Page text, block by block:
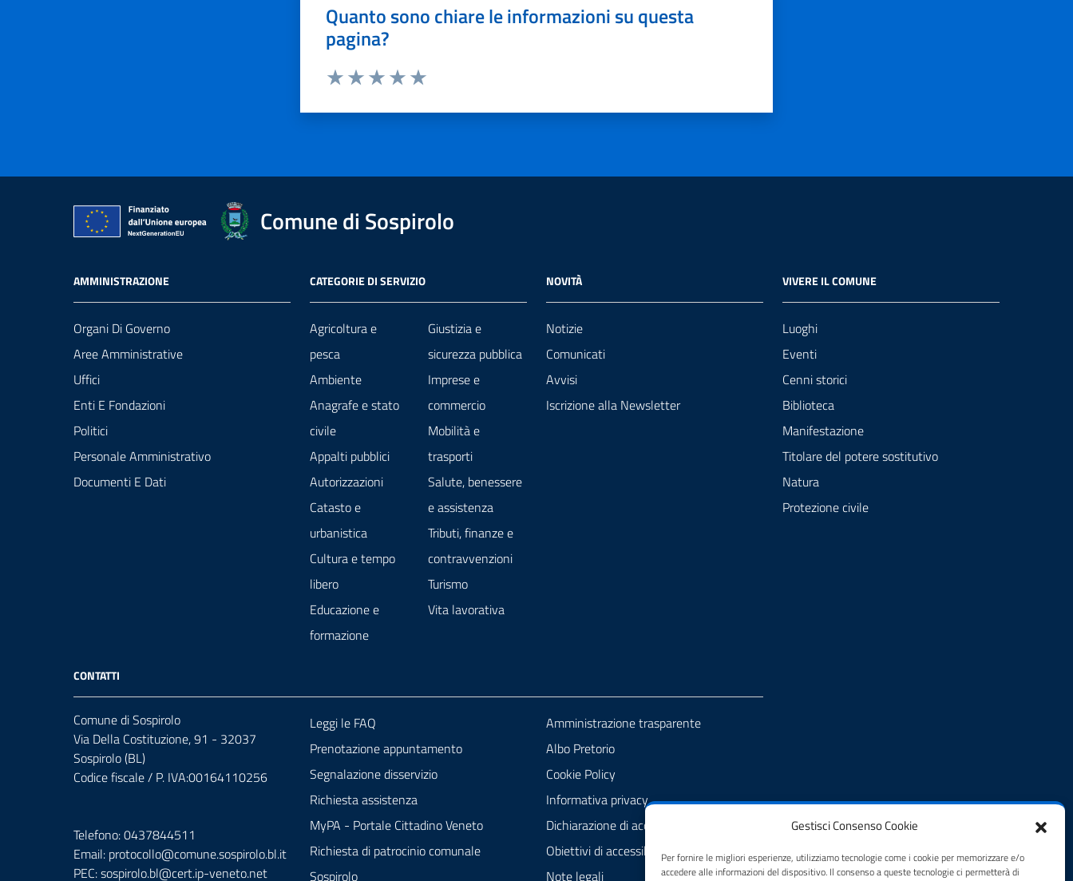
Gestisci Consenso Cookie
Per fornire le migliori esperienze, utilizziamo tecnologie come i cookie per memorizzare e/o
accedere alle informazioni del dispositivo. Il consenso a queste tecnologie ci permetterà di
Quanto sono chiare le informazioni su questa
pagina?
Comune di Sospirolo
AMMINISTRAZIONE
Organi Di Governo
Aree Amministrative
Uffici
Enti E Fondazioni
Politici
Personale Amministrativo
Documenti E Dati
CATEGORIE DI SERVIZIO
Agricoltura e
pesca
Ambiente
Anagrafe e stato
civile
Appalti pubblici
Autorizzazioni
Catasto e
urbanistica
Cultura e tempo
libero
Educazione e
formazione
Giustizia e
sicurezza pubblica
Imprese e
commercio
Mobilità e
trasporti
Salute, benessere
e assistenza
Tributi, finanze e
contravvenzioni
Turismo
Vita lavorativa
NOVITÀ
Notizie
Comunicati
Avvisi
Iscrizione alla Newsletter
VIVERE IL COMUNE
Luoghi
Eventi
Cenni storici
Biblioteca
Manifestazione
Titolare del potere sostitutivo
Natura
Protezione civile
CONTATTI
Comune di Sospirolo
Via Della Costituzione, 91 - 32037
Sospirolo (BL)
Codice fiscale / P. IVA:00164110256
Telefono: 0437844511
Email: protocollo@comune.sospirolo.bl.it
PEC:sospirolo.bl@cert.ip-veneto.net
Leggi le FAQ
Prenotazione appuntamento
Segnalazione disservizio
Richiesta assistenza
MyPA - Portale Cittadino Veneto
Richiesta di patrocinio comunale
Sospirolo
Amministrazione trasparente
Albo Pretorio
Cookie Policy
Informativa privacy
Dichiarazione di accessibilità
Obiettivi di accessibilità
Note legali